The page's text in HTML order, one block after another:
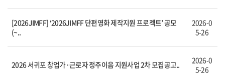
[2026JIMFF] ‘2026JIMFF 단편영화 제작지원 프로젝트’ 공모
(~..
2026-0
5-26
2026 서귀포 창업가·근로자 정주이음 지원사업 2차 모집공고..
2026-0
5-26